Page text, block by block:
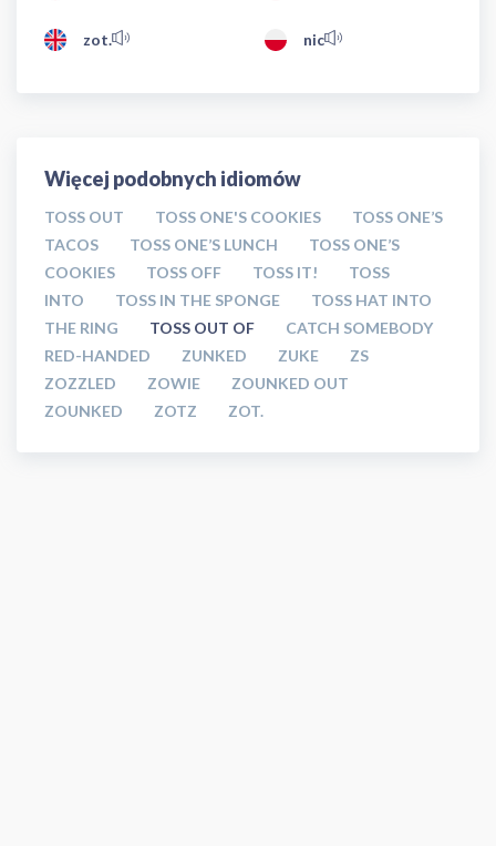
zot. nic
Więcej podobnych idiomów
TOSS OUT TOSS ONE'S COOKIES
TOSS ONE’S
TACOS
TOSS ONE’S LUNCH
TOSS ONE’S
COOKIES
TOSS OFF TOSS IT!
TOSS
INTO
TOSS IN THE SPONGE
TOSS HAT INTO
THE RING
TOSS OUT OF
CATCH SOMEBODY
RED-HANDED
ZUNKED ZUKE
ZS
ZOZZLED
ZOWIE
ZOUNKED OUT
ZOUNKED
ZOTZ ZOT.